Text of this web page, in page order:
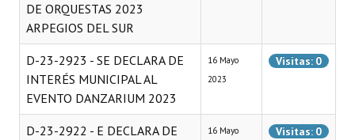
DE ORQUESTAS 2023
ARPEGIOS DEL SUR
D-23-2923 - SE DECLARA DE
INTERÉS MUNICIPAL AL
EVENTO DANZARIUM 2023
16 Mayo
2023
Visitas: 0
D-23-2922 - E DECLARA DE
16 Mayo
Visitas: 0